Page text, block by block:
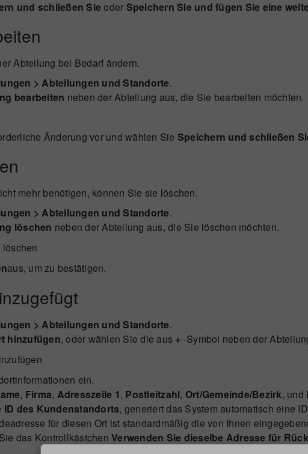
und schließen Sieoder Speichern Sie und fügen Sie eine
Abteilung bei Bedarf ändern.
> Abteilungen und Standorte.
bearbeiten neben der Abteilung aus, die Sie bearbeiten möchten.
Änderung vor und wählen Sie Speichern und schließen
mehr benötigen, können Sie sie löschen.
> Abteilungen und Standorte.
löschen neben der Abteilung aus, die Sie löschen möchten.
aus, um zu bestätigen.
> Abteilungen und Standorte.
hinzufügen, oder wählen Sie die aus + -Symbol neben der
ein.
, Firma, Adresszeile 1, Postleitzahl, Ort/Gemeinde/Bezirk, und
ID des Kundenstandorts, generiert das System automatisch eine
für diesen Ort ist standardmäßig die von Ihnen
das Kontrollkästchen Verwenden Sie dieselbe Adresse für